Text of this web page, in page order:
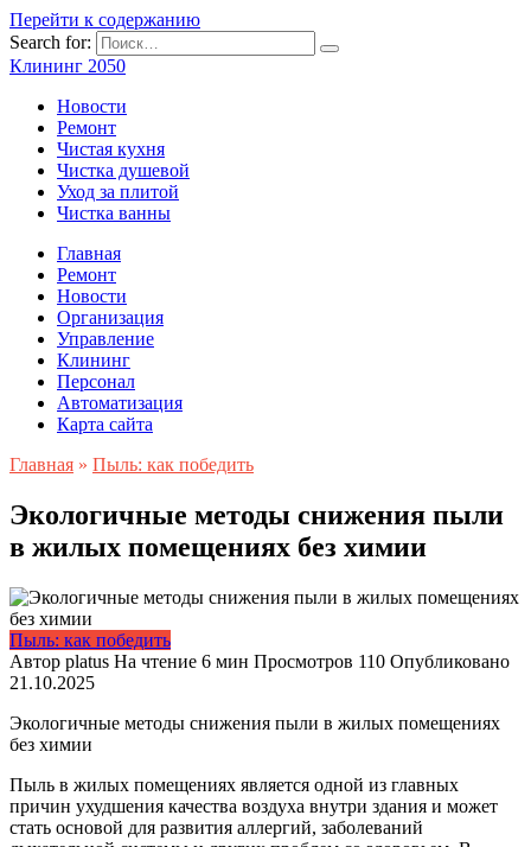
Перейти к содержанию
Search for:
Клининг 2050
Новости
Ремонт
Чистая кухня
Чистка душевой
Уход за плитой
Чистка ванны
Главная
Ремонт
Новости
Организация
Управление
Клининг
Персонал
Автоматизация
Карта сайта
Главная » Пыль: как победить
Экологичные методы снижения пыли
в жилых помещениях без химии
Пыль: как победить
Автор platus На чтение 6 мин Просмотров 110 Опубликовано
21.10.2025
Экологичные методы снижения пыли в жилых помещениях
без химии
Пыль в жилых помещениях является одной из главных
причин ухудшения качества воздуха внутри здания и может
стать основой для развития аллергий, заболеваний